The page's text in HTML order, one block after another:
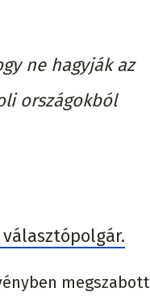
ne hagyják az
országokból
megszabott